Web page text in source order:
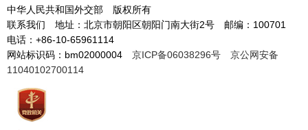
中华人民共和国外交部 版权所有
联系我们 地址：北京市朝阳区朝阳门南大街2号 邮编：100701
电话：+86-10-65961114
网站标识码：bm02000004 京ICP备06038296号
京公网安备
11040102700114